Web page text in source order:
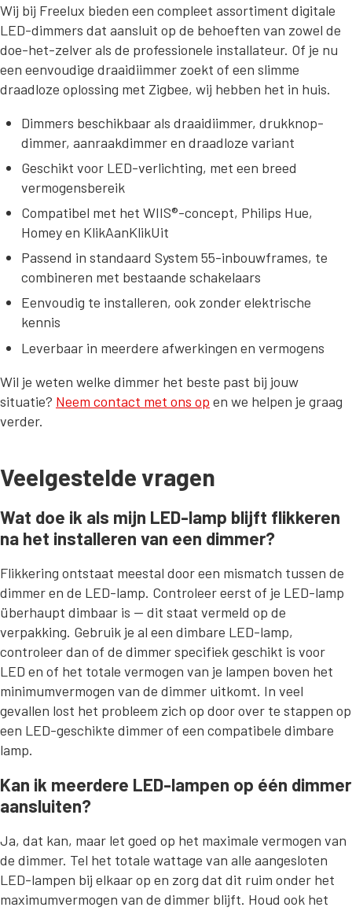
Wij bij Freelux bieden een compleet assortiment digitale
LED-dimmers dat aansluit op de behoeften van zowel de
doe-het-zelver als de professionele installateur. Of je nu
een eenvoudige draaidiimmer zoekt of een slimme
draadloze oplossing met Zigbee, wij hebben het in huis.
Dimmers beschikbaar als draaidiimmer, drukknop-
dimmer, aanraakdimmer en draadloze variant
Geschikt voor LED-verlichting, met een breed
vermogensbereik
Compatibel met het WIIS®-concept, Philips Hue,
Homey en KlikAanKlikUit
Passend in standaard System 55-inbouwframes, te
combineren met bestaande schakelaars
Eenvoudig te installeren, ook zonder elektrische
kennis
Leverbaar in meerdere afwerkingen en vermogens
Wil je weten welke dimmer het beste past bij jouw
situatie? Neem contact met ons op en we helpen je graag
verder.
Veelgestelde vragen
Wat doe ik als mijn LED-lamp blijft flikkeren
na het installeren van een dimmer?
Flikkering ontstaat meestal door een mismatch tussen de
dimmer en de LED-lamp. Controleer eerst of je LED-lamp
überhaupt dimbaar is — dit staat vermeld op de
verpakking. Gebruik je al een dimbare LED-lamp,
controleer dan of de dimmer specifiek geschikt is voor
LED en of het totale vermogen van je lampen boven het
minimumvermogen van de dimmer uitkomt. In veel
gevallen lost het probleem zich op door over te stappen op
een LED-geschikte dimmer of een compatibele dimbare
lamp.
Kan ik meerdere LED-lampen op één dimmer
aansluiten?
Ja, dat kan, maar let goed op het maximale vermogen van
de dimmer. Tel het totale wattage van alle aangesloten
LED-lampen bij elkaar op en zorg dat dit ruim onder het
maximumvermogen van de dimmer blijft. Houd ook het